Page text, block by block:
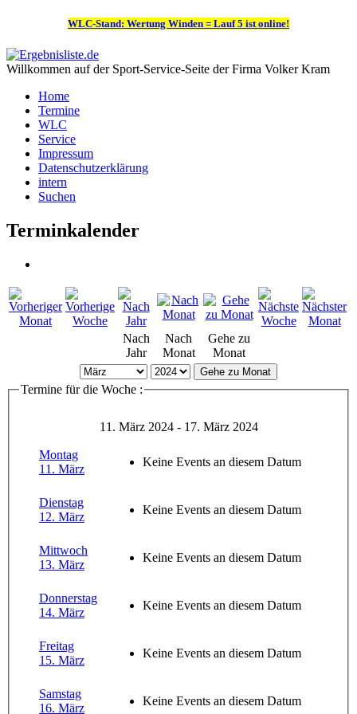
WLC-Stand: Wertung Winden = Lauf 5 ist online!
Willkommen auf der Sport-Service-Seite der Firma Volker Kram
Home
Termine
WLC
Service
Impressum
Datenschutzerklärung
intern
Suchen
Terminkalender
Nach
Jahr
Nach
Monat
Gehe zu
Monat
Gehe zu Monat
Termine für die Woche :
11. März 2024 - 17. März 2024
Montag
11. März
Keine Events an diesem Datum
Dienstag
12. März
Keine Events an diesem Datum
Mittwoch
13. März
Keine Events an diesem Datum
Donnerstag
14. März
Keine Events an diesem Datum
Freitag
15. März
Keine Events an diesem Datum
Samstag
16. März
Keine Events an diesem Datum